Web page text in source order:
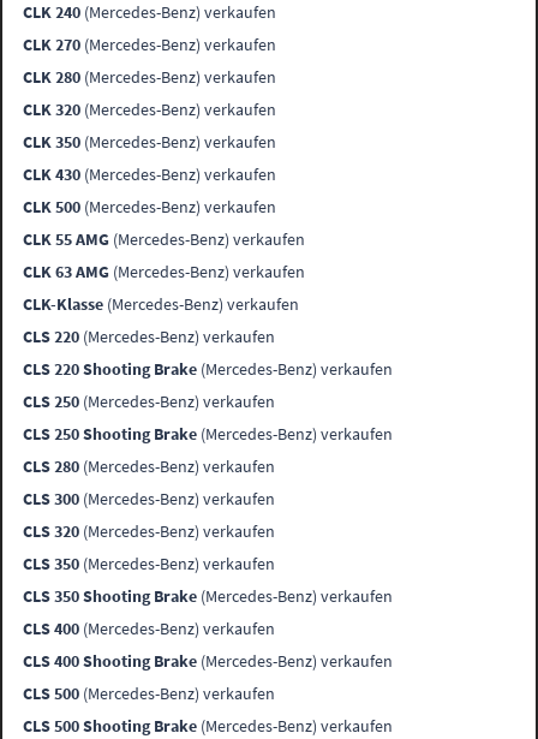
CLK 240 (Mercedes-Benz) verkaufen
CLK 270 (Mercedes-Benz) verkaufen
CLK 280 (Mercedes-Benz) verkaufen
CLK 320 (Mercedes-Benz) verkaufen
CLK 350 (Mercedes-Benz) verkaufen
CLK 430 (Mercedes-Benz) verkaufen
CLK 500 (Mercedes-Benz) verkaufen
CLK 55 AMG (Mercedes-Benz) verkaufen
CLK 63 AMG (Mercedes-Benz) verkaufen
CLK-Klasse (Mercedes-Benz) verkaufen
CLS 220 (Mercedes-Benz) verkaufen
CLS 220 Shooting Brake (Mercedes-Benz) verkaufen
CLS 250 (Mercedes-Benz) verkaufen
CLS 250 Shooting Brake (Mercedes-Benz) verkaufen
CLS 280 (Mercedes-Benz) verkaufen
CLS 300 (Mercedes-Benz) verkaufen
CLS 320 (Mercedes-Benz) verkaufen
CLS 350 (Mercedes-Benz) verkaufen
CLS 350 Shooting Brake (Mercedes-Benz) verkaufen
CLS 400 (Mercedes-Benz) verkaufen
CLS 400 Shooting Brake (Mercedes-Benz) verkaufen
CLS 500 (Mercedes-Benz) verkaufen
CLS 500 Shooting Brake (Mercedes-Benz) verkaufen